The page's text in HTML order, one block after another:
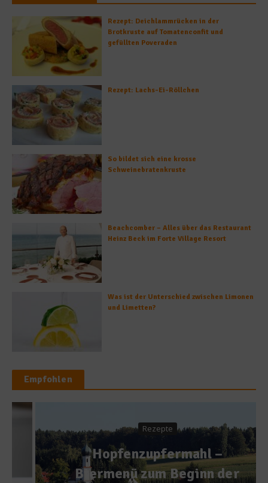
Rezept: Deichlammrücken in der
Brotkruste auf Tomatenconfit und
gefüllten Poveraden
Rezept: Lachs-Ei-Röllchen
So bildet sich eine krosse
Schweinebratenkruste
Beachcomber – Alles über das Restaurant
Heinz Beck im Forte Village Resort
Was ist der Unterschied zwischen Limonen
und Limetten?
Empfohlen
Rezepte
Hopfenzupfermahl –
Biermenü zum Beginn der